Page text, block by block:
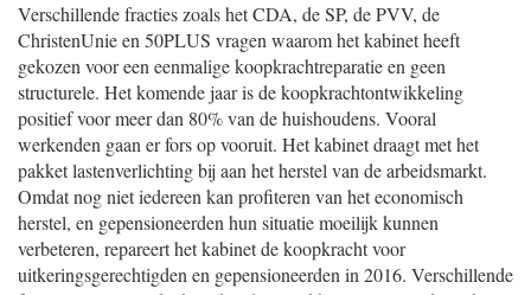
Verschillende fracties zoals het CDA, de SP, de PVV, de
ChristenUnie en 50PLUS vragen waarom het kabinet heeft
gekozen voor een eenmalige koopkrachtreparatie en geen
structurele. Het komende jaar is de koopkrachtontwikkeling
positief voor meer dan 80% van de huishoudens. Vooral
werkenden gaan er fors op vooruit. Het kabinet draagt met het
pakket lastenverlichting bij aan het herstel van de arbeidsmarkt.
Omdat nog niet iedereen kan profiteren van het economisch
herstel, en gepensioneerden hun situatie moeilijk kunnen
verbeteren, repareert het kabinet de koopkracht voor
uitkeringsgerechtigden en gepensioneerden in 2016. Verschillende